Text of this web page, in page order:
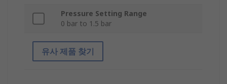
Pressure Setting Range
0 bar to 1.5 bar
유사 제품 찾기